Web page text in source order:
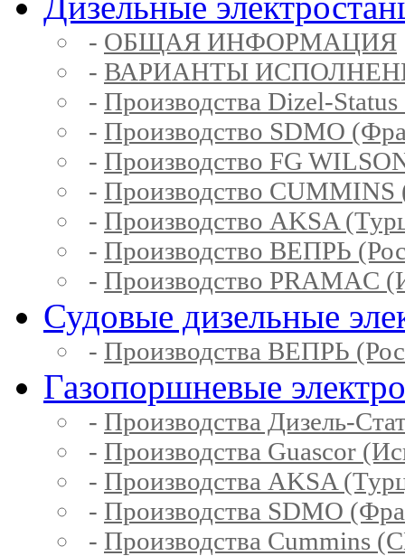
- ОБЩАЯ ИНФОРМАЦИЯ
- ВАРИАНТЫ
- Производства Dizel-
- Производство SDMO
- Производство FG
- Производство CUMMINS
- Производство AKSA
- Производство ВЕПРЬ
- Производство PRAMAC
Судовые дизельные
- Производства ВЕПРЬ
Газопоршневые
- Производства Дизель-
- Производства Guascor
- Производства AKSA
- Производства SDMO
- Производства Cummins